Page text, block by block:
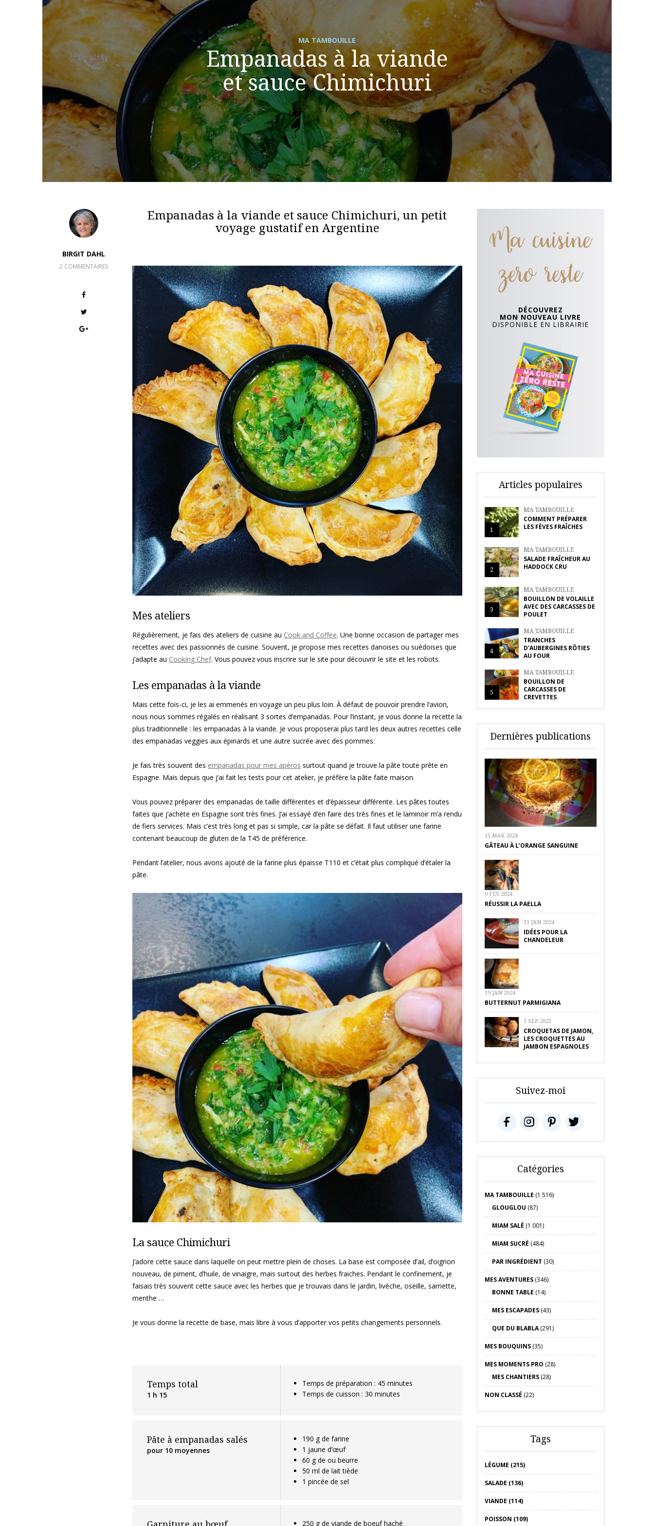
MA TAMBOUILLE
Empanadas à la viande
et sauce Chimichuri
BIRGIT DAHL
2 COMMENTAIRES
Empanadas à la viande et sauce Chimichuri, un petit
voyage gustatif en Argentine
Mes ateliers
Régulièrement, je fais des ateliers de cuisine au Cook and Coffee. Une bonne occasion de partager mes
recettes avec des passionnés de cuisine. Souvent, je propose mes recettes danoises ou suédoises que
j’adapte au Cooking Chef. Vous pouvez vous inscrire sur le site pour découvrir le site et les robots.
Les empanadas à la viande
Mais cette fois-ci, je les ai emmenés en voyage un peu plus loin. À défaut de pouvoir prendre l’avion,
nous nous sommes régalés en réalisant 3 sortes d’empanadas. Pour l’instant, je vous donne la recette la
plus traditionnelle : les empanadas à la viande. Je vous proposerai plus tard les deux autres recettes celle
des empanadas veggies aux épinards et une autre sucrée avec des pommes.
Je fais très souvent des empanadas pour mes apéros surtout quand je trouve la pâte toute prête en
Espagne. Mais depuis que j’ai fait les tests pour cet atelier, je préfère la pâte faite maison.
Vous pouvez préparer des empanadas de taille différentes et d’épaisseur différente. Les pâtes toutes
faites que j’achète en Espagne sont très fines. J’ai essayé d’en faire des très fines et le laminoir m’a rendu
de fiers services. Mais c’est très long et pas si simple, car la pâte se défait. Il faut utiliser une farine
contenant beaucoup de gluten de la T45 de préférence.
Pendant l’atelier, nous avons ajouté de la farine plus épaisse T110 et c’était plus compliqué d’étaler la
pâte.
La sauce Chimichuri
J’adore cette sauce dans laquelle on peut mettre plein de choses. La base est composée d’ail, d’oignon
nouveau, de piment, d’huile, de vinaigre, mais surtout des herbes fraiches. Pendant le confinement, je
faisais très souvent cette sauce avec les herbes que je trouvais dans le jardin, livèche, oseille, sarriette,
menthe …
Je vous donne la recette de base, mais libre à vous d’apporter vos petits changements personnels.
Temps total
1 h 15
Temps de préparation : 45 minutes
Temps de cuisson : 30 minutes
Pâte à empanadas salés
pour 10 moyennes
190 g de farine
1 jaune d’œuf
60 g de ou beurre
50 ml de lait tiède
1 pincée de sel
250 g de viande de boeuf haché
Ma cuisine
zero reste
DÉCOUVREZ
MON NOUVEAU LIVRE
DISPONIBLE EN LIBRAIRIE
Articles populaires
1
MA TAMBOUILLE
COMMENT PRÉPARER
LES FÈVES FRAÎCHES
2
MA TAMBOUILLE
SALADE FRAÎCHEUR AU
HADDOCK CRU
3
MA TAMBOUILLE
BOUILLON DE VOLAILLE
AVEC DES CARCASSES DE
POULET
4
MA TAMBOUILLE
TRANCHES
D’AUBERGINES RÔTIES
AU FOUR
5
MA TAMBOUILLE
BOUILLON DE
CARCASSES DE
CREVETTES
Dernières publications
15 MAR 2024
GÂTEAU À L’ORANGE SANGUINE
9 FÉV 2024
RÉUSSIR LA PAELLA
31 JAN 2024
IDÉES POUR LA
CHANDELEUR
19 JAN 2024
BUTTERNUT PARMIGIANA
1 SEP 2023
CROQUETAS DE JAMON,
LES CROQUETTES AU
JAMBON ESPAGNOLES
Suivez-moi
Catégories
MA TAMBOUILLE (1 516)
GLOUGLOU (87)
MIAM SALÉ (1 001)
MIAM SUCRÉ (484)
PAR INGRÉDIENT (30)
MES AVENTURES(346)
BONNE TABLE (14)
MES ESCAPADES(43)
QUE DU BLABLA(291)
MES BOUQUINS(35)
MES MOMENTS PRO (28)
MES CHANTIERS(28)
NON CLASSÉ (22)
Tags
LÉGUME (215)
SALADE (136)
VIANDE (114)
POISSON (109)